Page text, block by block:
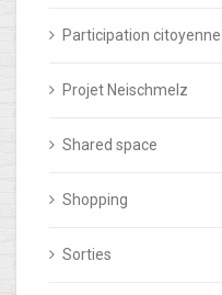
Participation citoyenne
Projet Neischmelz
Shared space
Shopping
Sorties